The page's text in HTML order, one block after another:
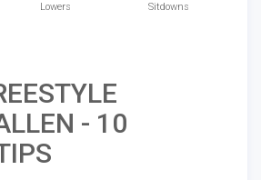
Lowers Sitdowns
- 10